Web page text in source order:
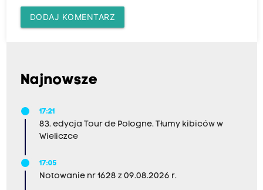
DODAJ KOMENTARZ
Najnowsze
17:21
83. edycja Tour de Pologne. Tłumy kibiców w
Wieliczce
17:05
Notowanie nr 1628 z 09.08.2026 r.